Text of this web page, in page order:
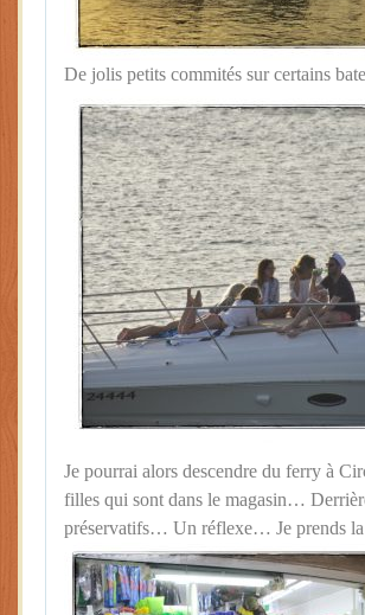
De jolis petits commités sur certains
Je pourrai alors descendre du ferry à
filles qui sont dans le magasin…
préservatifs… Un réflexe… Je prends